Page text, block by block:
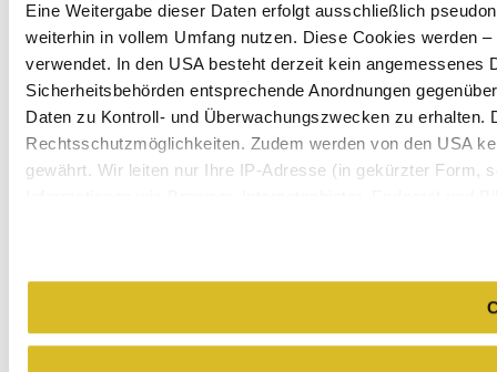
Eine Weitergabe dieser Daten erfolgt ausschließlich
weiterhin in vollem Umfang nutzen. Diese Cookies werden
verwendet. In den USA besteht derzeit kein
Sicherheitsbehörden entsprechende Anordnungen
Daten zu Kontroll- und Überwachungszwecken zu
Rechtsschutzmöglichkeiten. Zudem werden von den USA
gewährt. Wir leiten nur Ihre IP-Adresse (in gekürzter Form,